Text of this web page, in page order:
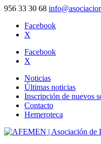
956 33 30 68
Facebook
X
Facebook
X
Noticias
Últimas noticias
Inscripción de nuevos
Contacto
Hemeroteca